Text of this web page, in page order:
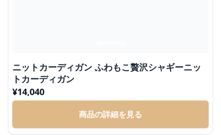
ニットカーディガン ふわもこ贅沢シャギーニッ
トカーディガン
¥14,040
商品の詳細を見る